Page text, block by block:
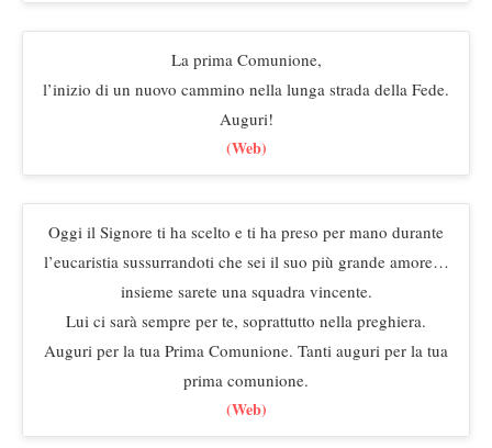
La prima Comunione,
l’inizio di un nuovo cammino nella lunga strada della Fede.
Auguri!
(Web)
Oggi il Signore ti ha scelto e ti ha preso per mano durante
l’eucaristia sussurrandoti che sei il suo più grande amore…
insieme sarete una squadra vincente.
Lui ci sarà sempre per te, soprattutto nella preghiera.
Auguri per la tua Prima Comunione. Tanti auguri per la tua
prima comunione.
(Web)